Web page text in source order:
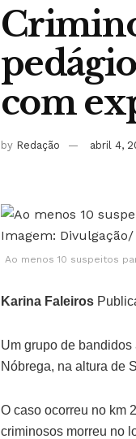
com
by Redação abril 4,
Ao menos 10 suspeitos
Karina Faleiros
Um grupo de
Nóbrega, na altura de
O caso ocorreu no km
criminosos morreu no